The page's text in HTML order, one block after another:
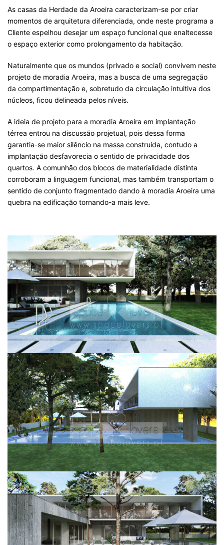
As casas da Herdade da Aroeira caracterizam-se por criar
momentos de arquitetura diferenciada, onde neste programa a
Cliente espelhou desejar um espaço funcional que enaltecesse
o espaço exterior como prolongamento da habitação.
Naturalmente que os mundos (privado e social) convivem neste
projeto de moradia Aroeira, mas a busca de uma segregação
da compartimentação e, sobretudo da circulação intuitiva dos
núcleos, ficou delineada pelos níveis.
A ideia de projeto para a moradia Aroeira em implantação
térrea entrou na discussão projetual, pois dessa forma
garantia-se maior silêncio na massa construída, contudo a
implantação desfavorecia o sentido de privacidade dos
quartos. A comunhão dos blocos de materialidade distinta
corroboram a linguagem funcional, mas também transportam o
sentido de conjunto fragmentado dando à moradia Aroeira uma
quebra na edificação tornando-a mais leve.